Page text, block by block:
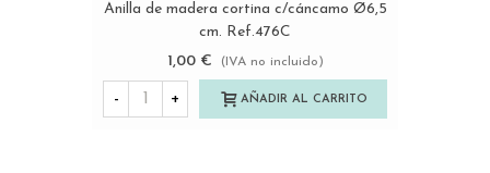
Anilla de madera cortina c/cáncamo Ø6,5
cm. Ref.476C
1,00 €
(IVA no incluido)
- + AÑADIR AL CARRITO